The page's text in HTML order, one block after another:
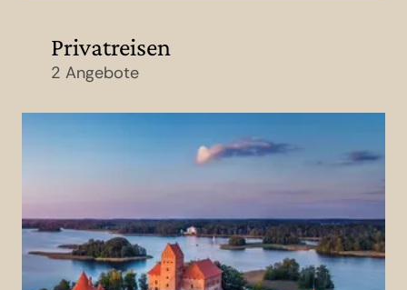
Privatreisen
2 Angebote